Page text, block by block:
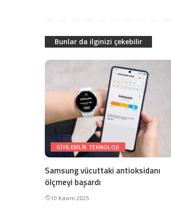
Bunlar da ilginizi çekebilir
GIYILEBILIR TEKNOLOJI
Samsung vücuttaki antioksidanı
ölçmeyi başardı
10 Kasım 2025